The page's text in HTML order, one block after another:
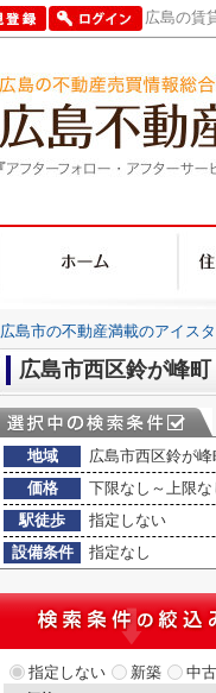
広島の賃
広島市の不動産満載のアイス
広島市西区鈴が峰
地域
広島市西区鈴が峰
価格
下限なし～上限な
駅徒歩
指定しない
設備条件
指定なし
指定しない 新築
中古